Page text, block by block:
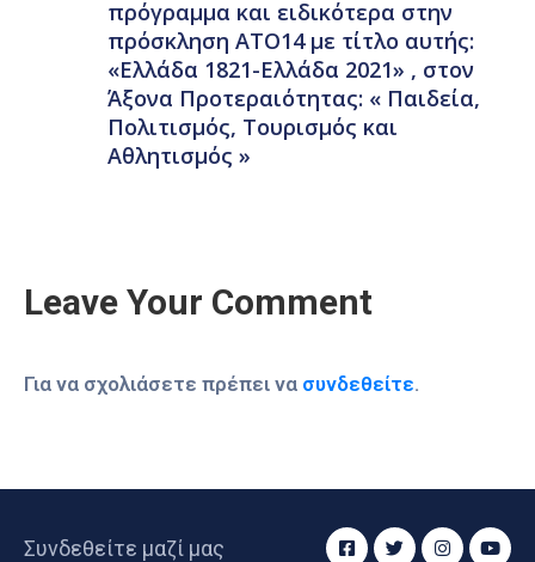
πρόγραμμα και ειδικότερα στην
πρόσκληση ΑΤΟ14 με τίτλο αυτής:
«Ελλάδα 1821-Ελλάδα 2021» , στον
Άξονα Προτεραιότητας: « Παιδεία,
Πολιτισμός, Τουρισμός και
Αθλητισμός »
Leave Your Comment
Για να σχολιάσετε πρέπει να συνδεθείτε.
Συνδεθείτε μαζί μας